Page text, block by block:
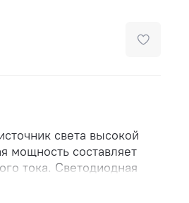
света высокой
мощность составляет
тока. Светодиодная
её легко установить
Цветовая